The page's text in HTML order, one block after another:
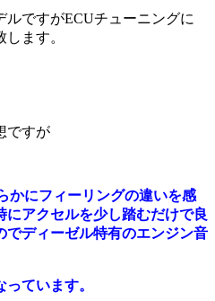
ルですがECUチューニングに
ます。
ですが
かにフィーリングの違いを感
にアクセルを少し踏むだけで良
でディーゼル特有のエンジン音
ています。